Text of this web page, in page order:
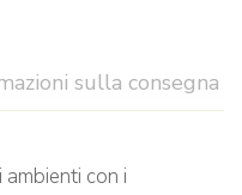
sulla consegna
con i